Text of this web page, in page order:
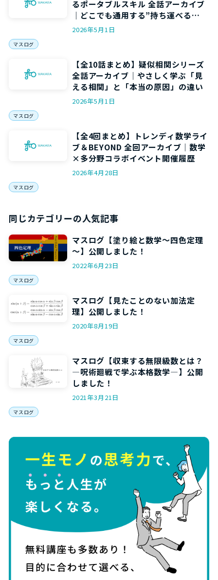
るポータブルスキル 全話アーカイブ
｜どこでも通用する”持ち運べる
力”を5回で身につける
2026年5月1日
マスログ
【全10話まとめ】疑似相関シリーズ
全話アーカイブ｜やさしく学ぶ「見
える相関」と「本当の原因」の違い
2026年5月1日
マスログ
【全4回まとめ】トレンディ数学ライ
ブ＆BEYOND 全回アーカイブ｜数学
×多分野コラボイベント開催履歴
2026年4月28日
マスログ
同じカテゴリーの人気記事
マスログ【塗り絵と数学～四色定理
～】公開しました！
2022年6月23日
マスログ
マスログ【見たことのない加法定
理】公開しました！
2020年8月19日
マスログ
マスログ【収束する無限級数とは？
―呪術廻戦で学ぶ本格数学―】公開
しました！
2021年3月21日
マスログ